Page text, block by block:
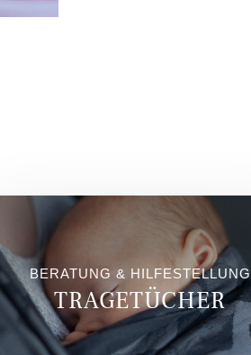
BERATUNG & HILFESTELLUNG
TRAGETÜCHER